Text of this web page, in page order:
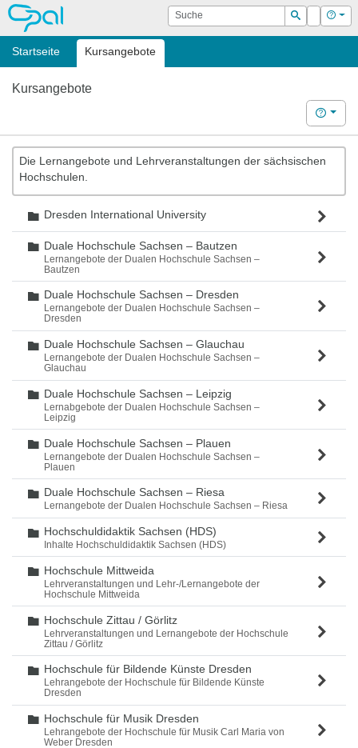
OPAL Suche
Suchen
Login Hilfe
Startseite Kursangebote
Kursangebote
Hilfe
Die Lernangebote und Lehrveranstaltungen der sächsischen
Hochschulen.
Ordner
Dresden International University
Ordner
Duale Hochschule Sachsen – Bautzen
Lernangebote der Dualen Hochschule Sachsen –
Bautzen
Ordner
Duale Hochschule Sachsen – Dresden
Lernangebote der Dualen Hochschule Sachsen –
Dresden
Ordner
Duale Hochschule Sachsen – Glauchau
Lernangebote der Dualen Hochschule Sachsen –
Glauchau
Ordner
Duale Hochschule Sachsen – Leipzig
Lernabgebote der Dualen Hochschule Sachsen –
Leipzig
Ordner
Duale Hochschule Sachsen – Plauen
Lernangebote der Dualen Hochschule Sachsen –
Plauen
Ordner
Duale Hochschule Sachsen – Riesa
Lernangebote der Dualen Hochschule Sachsen – Riesa
Ordner
Hochschuldidaktik Sachsen (HDS)
Inhalte Hochschuldidaktik Sachsen (HDS)
Ordner
Hochschule Mittweida
Lehrveranstaltungen und Lehr-/Lernangebote der
Hochschule Mittweida
Ordner
Hochschule Zittau / Görlitz
Lehrveranstaltungen und Lernangebote der Hochschule
Zittau / Görlitz
Ordner
Hochschule für Bildende Künste Dresden
Lehrangebote der Hochschule für Bildende Künste
Dresden
Ordner
Hochschule für Musik Dresden
Lehrangebote der Hochschule für Musik Carl Maria von
Weber Dresden